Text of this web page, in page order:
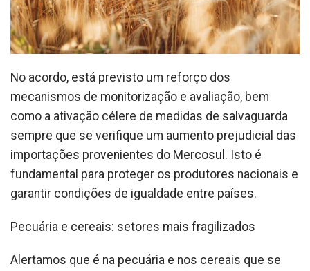
No acordo, está previsto um reforço dos
mecanismos de monitorização e avaliação, bem
como a ativação célere de medidas de salvaguarda
sempre que se verifique um aumento prejudicial das
importações provenientes do Mercosul. Isto é
fundamental para proteger os produtores nacionais e
garantir condições de igualdade entre países.
Pecuária e cereais: setores mais fragilizados
Alertamos que é na pecuária e nos cereais que se